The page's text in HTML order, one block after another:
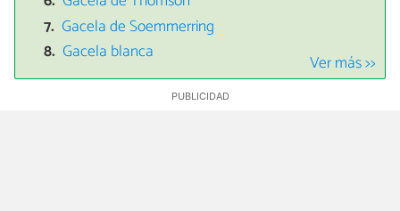
Gacela de Soemmerring
Gacela blanca
Ver más >>